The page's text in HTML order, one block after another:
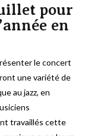
pour
en
le concert
une variété de
au jazz, en
travaillés cette